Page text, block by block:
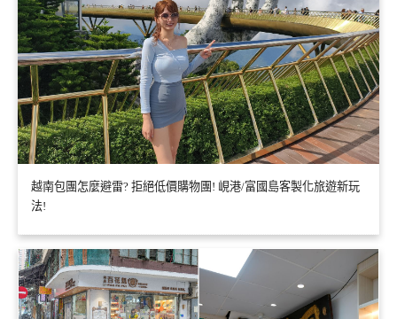
越南包團怎麼避雷? 拒絕低價購物團! 峴港/富國島客製化旅遊新玩
法!